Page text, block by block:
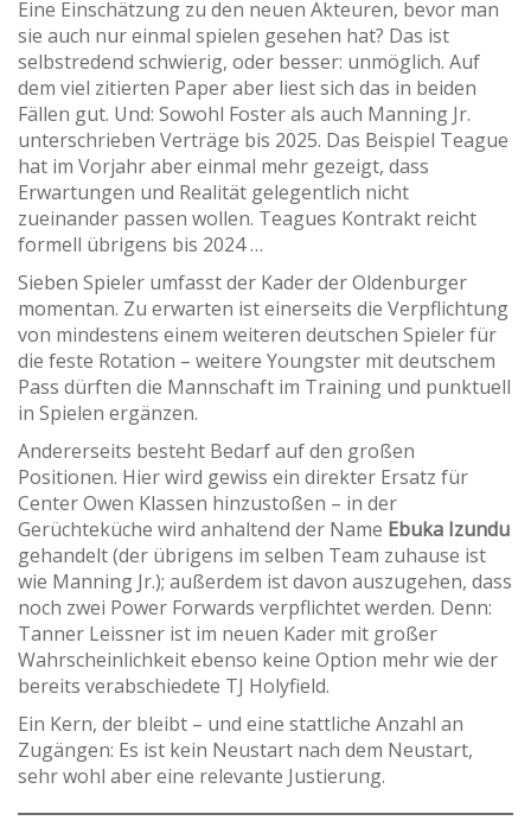
Eine Einschätzung zu den neuen Akteuren, bevor man
sie auch nur einmal spielen gesehen hat? Das ist
selbstredend schwierig, oder besser: unmöglich. Auf
dem viel zitierten Paper aber liest sich das in beiden
Fällen gut. Und: Sowohl Foster als auch Manning Jr.
unterschrieben Verträge bis 2025. Das Beispiel Teague
hat im Vorjahr aber einmal mehr gezeigt, dass
Erwartungen und Realität gelegentlich nicht
zueinander passen wollen. Teagues Kontrakt reicht
formell übrigens bis 2024 …
Sieben Spieler umfasst der Kader der Oldenburger
momentan. Zu erwarten ist einerseits die Verpflichtung
von mindestens einem weiteren deutschen Spieler für
die feste Rotation – weitere Youngster mit deutschem
Pass dürften die Mannschaft im Training und punktuell
in Spielen ergänzen.
Andererseits besteht Bedarf auf den großen
Positionen. Hier wird gewiss ein direkter Ersatz für
Center Owen Klassen hinzustoßen – in der
Gerüchteküche wird anhaltend der Name Ebuka Izundu
gehandelt (der übrigens im selben Team zuhause ist
wie Manning Jr.); außerdem ist davon auszugehen, dass
noch zwei Power Forwards verpflichtet werden. Denn:
Tanner Leissner ist im neuen Kader mit großer
Wahrscheinlichkeit ebenso keine Option mehr wie der
bereits verabschiedete TJ Holyfield.
Ein Kern, der bleibt – und eine stattliche Anzahl an
Zugängen: Es ist kein Neustart nach dem Neustart,
sehr wohl aber eine relevante Justierung.